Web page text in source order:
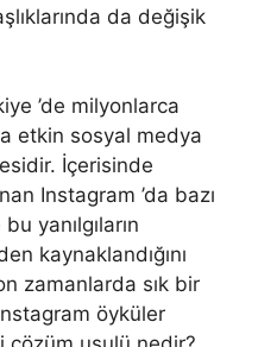
da değişik
’de milyonlarca
etkin sosyal medya
İçerisinde
Instagram ’da bazı
yanılgıların
kaynaklandığını
zamanlarda sık bir
öyküler